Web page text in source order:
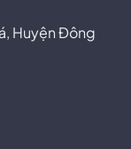
Huyện Đông